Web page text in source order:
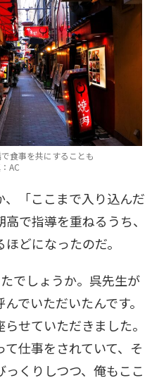
食事を共にすることも
AC
「ここまで入り込んだ
で指導を重ねるうち、
どになったのだ。
でしょうか。呉先生が
でいただいたんです。
せていただきました。
仕事をされていて、そ
くりしつつ、俺もここ